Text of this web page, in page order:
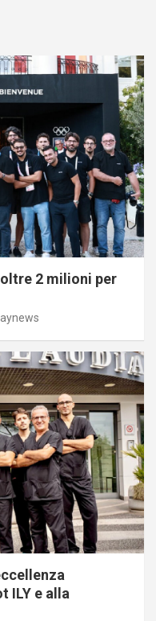
2 milioni per
ILY e alla